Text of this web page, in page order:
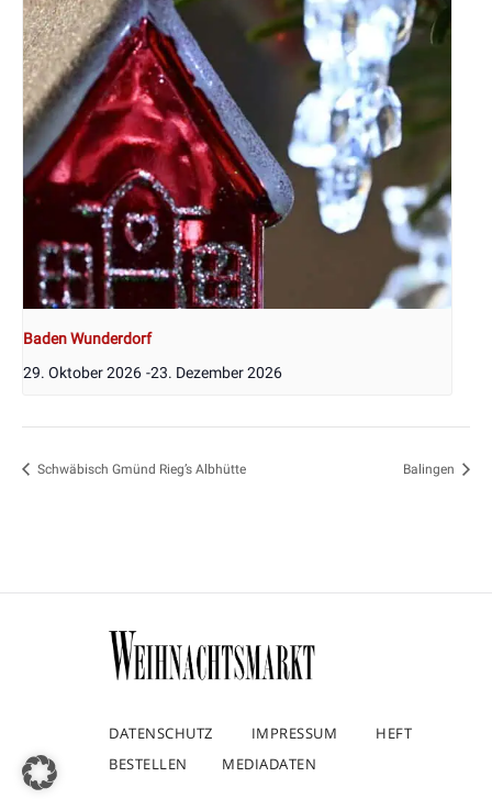
Baden Wunderdorf
29. Oktober 2026 -23. Dezember 2026
Schwäbisch Gmünd Rieg’s Albhütte Balingen
DATENSCHUTZ IMPRESSUM
HEFT
BESTELLEN
MEDIADATEN